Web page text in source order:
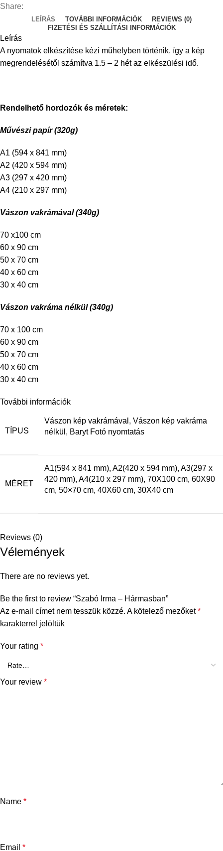
Share:
LEÍRÁS TOVÁBBI INFORMÁCIÓK
REVIEWS (0)
FIZETÉSI ÉS SZÁLLÍTÁSI INFORMÁCIÓK
Leírás
A nyomatok elkészítése kézi műhelyben történik, így a kép
megrendelésétől számítva 1.5 – 2 hét az elkészülési idő.
Rendelhető hordozók és méretek:
Művészi papír (320g)
A1 (594 x 841 mm)
A2 (420 x 594 mm)
A3 (297 x 420 mm)
A4 (210 x 297 mm)
Vászon vakrámával (340g)
70 x100 cm
60 x 90 cm
50 x 70 cm
40 x 60 cm
30 x 40 cm
Vászon vakráma nélkül (340g)
70 x 100 cm
60 x 90 cm
50 x 70 cm
40 x 60 cm
30 x 40 cm
További információk
TÍPUS
Vászon kép vakrámával, Vászon kép vakráma
nélkül, Baryt Fotó nyomtatás
MÉRET
A1(594 x 841 mm), A2(420 x 594 mm), A3(297 x
420 mm), A4(210 x 297 mm), 70X100 cm, 60X90
cm, 50×70 cm, 40X60 cm, 30X40 cm
Reviews (0)
Vélemények
There are no reviews yet.
Be the first to review “Szabó Irma – Hármasban”
Az e-mail címet nem tesszük közzé. A kötelező mezőket*
karakterrel jelöltük
Your rating *
Your review *
Name *
Email *